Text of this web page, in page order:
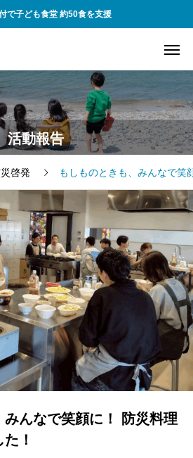
で子ども食堂 約50食を支援
活動報告
啓発 もしものときも、みんなで笑
みんなで笑顔に！ 防災料理
！